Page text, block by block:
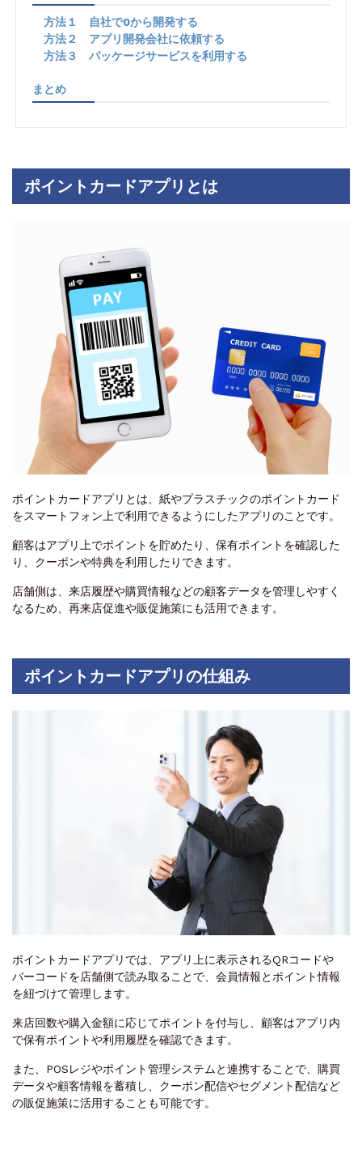
方法１ 自社で0から開発する
方法２ アプリ開発会社に依頼する
方法３ パッケージサービスを利用する
まとめ
ポイントカードアプリとは
ポイントカードアプリとは、紙やプラスチックのポイントカード
をスマートフォン上で利用できるようにしたアプリのことです。
顧客はアプリ上でポイントを貯めたり、保有ポイントを確認した
り、クーポンや特典を利用したりできます。
店舗側は、来店履歴や購買情報などの顧客データを管理しやすく
なるため、再来店促進や販促施策にも活用できます。
ポイントカードアプリの仕組み
ポイントカードアプリでは、アプリ上に表示されるQRコードや
バーコードを店舗側で読み取ることで、会員情報とポイント情報
を紐づけて管理します。
来店回数や購入金額に応じてポイントを付与し、顧客はアプリ内
で保有ポイントや利用履歴を確認できます。
また、POSレジやポイント管理システムと連携することで、購買
データや顧客情報を蓄積し、クーポン配信やセグメント配信など
の販促施策に活用することも可能です。